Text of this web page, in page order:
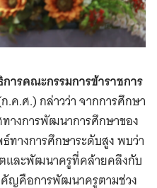
ารคณะกรรมการข้าราชการ
.ค.ศ.) กล่าวว่า จากการศึกษา
งการพัฒนาการศึกษาของ
ทางการศึกษาระดับสูง พบว่า
ตและพัฒนาครูที่คล้ายคลึงกับ
ญคือการพัฒนาครูตามช่วง